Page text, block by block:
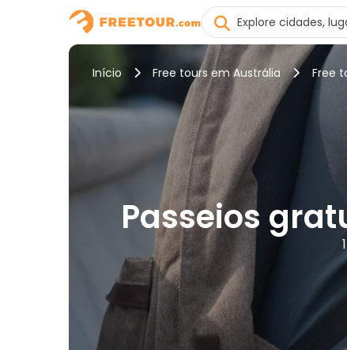
Início Free tours em Austrália Free
Passeios